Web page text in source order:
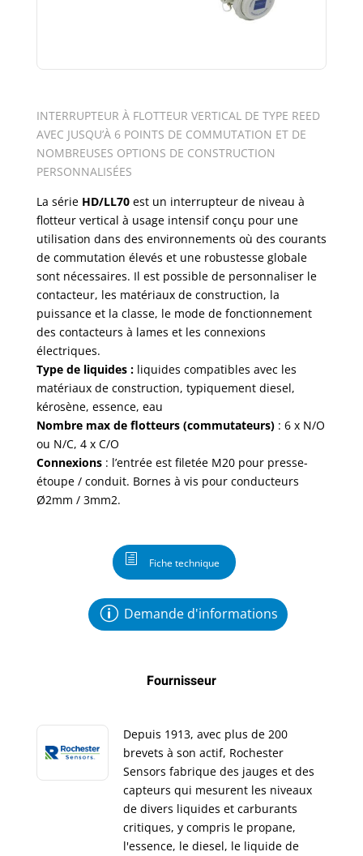
INTERRUPTEUR À FLOTTEUR VERTICAL DE TYPE REED
AVEC JUSQU’À 6 POINTS DE COMMUTATION ET DE
NOMBREUSES OPTIONS DE CONSTRUCTION
PERSONNALISÉES
La série HD/LL70est un interrupteur de niveau à
flotteur vertical à usage intensif conçu pour une
utilisation dans des environnements où des courants
de commutation élevés et une robustesse globale
sont nécessaires. Il est possible de personnaliser le
contacteur, les matériaux de construction, la
puissance et la classe, le mode de fonctionnement
des contacteurs à lames et les connexions
électriques.
Type de liquides : liquides compatibles avec les
matériaux de construction, typiquement diesel,
kérosène, essence, eau
Nombre max de flotteurs (commutateurs): 6 x N/O
ou N/C, 4 x C/O
Connexions: l’entrée est filetée M20 pour presse-
étoupe / conduit. Bornes à vis pour conducteurs
Ø2mm / 3mm2.
Fiche technique
Demande d'informations
Fournisseur
Depuis 1913, avec plus de 200
brevets à son actif, Rochester
Sensors fabrique des jauges et des
capteurs qui mesurent les niveaux
de divers liquides et carburants
critiques, y compris le propane,
l'essence, le diesel, le liquide de